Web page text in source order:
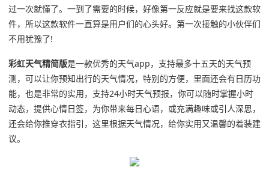
过一次就懂了。一到了需要的时候，好像第一反应就是要来找这款软
件，所以这款软件一直算是用户们的心头好。第一次接触的小伙伴们
不用犹豫了!
彩虹天气精简版是一款优秀的天气app，支持最多十五天的天气预
测，可以让你预知出行的天气情况，特别的方便，里面还会有日历功
能，也是非常的实用，支持24小时天气预报，你可以随时掌握小时
动态，提供心情日签，为你带来每日心语，或充满趣味或引人深思，
还会给你推穿衣指引，这里根据天气情况，给你实用又温馨的着装建
议。